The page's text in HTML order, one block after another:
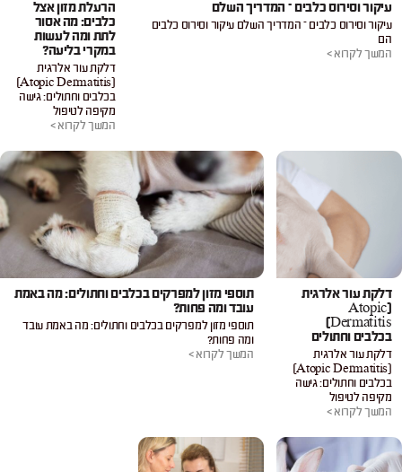
עיקור וסירוס כלבים – המדריך השלם
עיקור וסירוס כלבים – המדריך השלם עיקור וסירוס כלבים
הם
המשך לקרוא >
הרעלת מזון אצל
כלבים: מה אסור
לתת ומה לעשות
במקרי בליעה?
דלקת עור אלרגית
(Atopic Dermatitis)
בכלבים וחתולים: גישה
מקיפה לטיפול
המשך לקרוא >
דלקת עור אלרגית
(Atopic
Dermatitis)
בכלבים וחתולים
דלקת עור אלרגית
(Atopic Dermatitis)
בכלבים וחתולים: גישה
מקיפה לטיפול
המשך לקרוא >
תוספי מזון למפרקים בכלבים וחתולים: מה באמת
עובד ומה פחות?
תוספי מזון למפרקים בכלבים וחתולים: מה באמת עובד
ומה פחות?
המשך לקרוא >